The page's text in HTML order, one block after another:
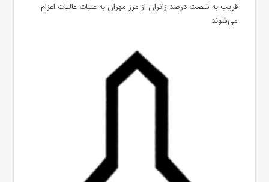
قریب به شصت درصد زائران از مرز مهران به عتبات عالیات اعزام
می‌شوند